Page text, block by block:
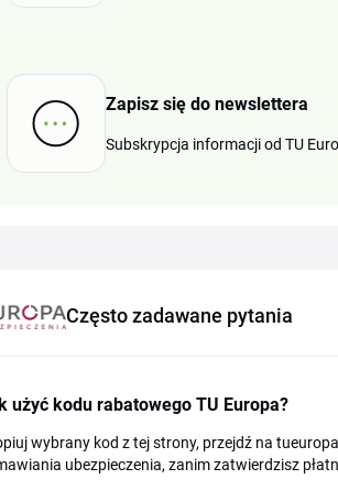
Zapisz się do newslettera
Subskrypcja informacji od TU
Często zadawane pytania
użyć kodu rabatowego TU Europa?
wybrany kod z tej strony, przejdź na
ubezpieczenia, zanim zatwierdzisz